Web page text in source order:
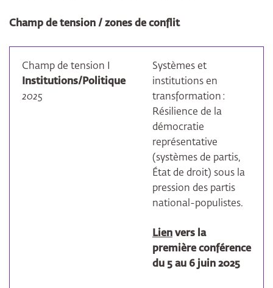
Champ de tension / zones de conflit
Champ de tension I
Institutions/Politique
2025
Systèmes et
institutions en
transformation :
Résilience de la
démocratie
représentative
(systèmes de partis,
État de droit) sous la
pression des partis
national-populistes.
Lien vers la
première conférence
du 5 au 6 juin 2025